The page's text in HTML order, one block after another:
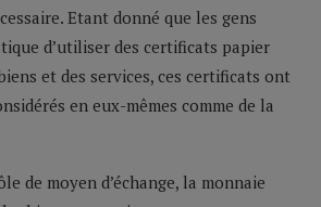
Etant donné que les gens
d’utiliser des certificats papier
et des services, ces certificats ont
en eux-mêmes comme de la
de moyen d’échange, la monnaie